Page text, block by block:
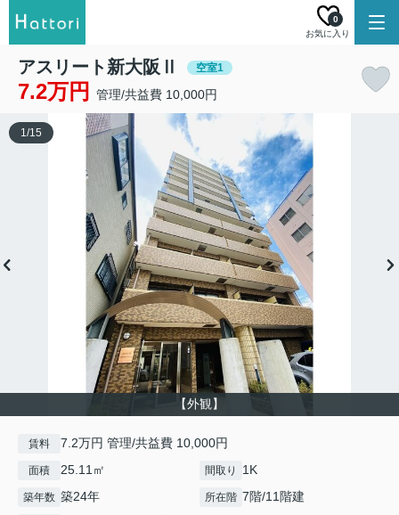
お気に入り
0
アスリート新大阪Ⅱ 空室1
7.2万円 管理/共益費 10,000円
【外観】
1/15
賃料 7.2万円 管理/共益費 10,000円
面積 25.11㎡ 間取り 1K
築年数 築24年 所在階 7階/11階建